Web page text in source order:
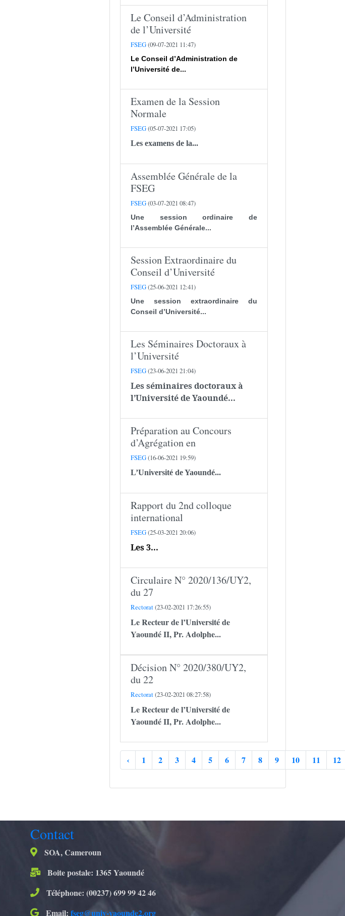
Le Conseil d’Administration
de l’Université
FSEG(09-07-2021 11:47)
Le Conseil d’Administration de
l’Université de...
Examen de la Session
Normale
FSEG(05-07-2021 17:05)
Les examens de la...
Assemblée Générale de la
FSEG
FSEG(03-07-2021 08:47)
Une session ordinaire de
l’Assemblée Générale...
Session Extraordinaire du
Conseil d’Université
FSEG(25-06-2021 12:41)
Une session extraordinaire du
Conseil d’Université...
Les Séminaires Doctoraux à
l’Université
FSEG(23-06-2021 21:04)
Les séminaires doctoraux à
l’Université de Yaoundé...
Préparation au Concours
d’Agrégation en
FSEG(16-06-2021 19:59)
L’Université de Yaoundé...
Rapport du 2nd colloque
international
FSEG(25-03-2021 20:06)
Les 3...
Circulaire N° 2020/136/UY2,
du 27
Rectorat(23-02-2021 17:26:55)
Le Recteur de l’Université de
Yaoundé II,Pr. Adolphe...
Décision N° 2020/380/UY2,
du 22
Rectorat(23-02-2021 08:27:58)
Le Recteur de l’Université de
Yaoundé II,Pr. Adolphe...
‹ 1 2 3 4 5 6 7 8 9 10 11 12
Contact
SOA, Cameroun
Boite postale: 1365 Yaoundé
Téléphone: (00237) 699 99 42 46
Email: fseg@univ-yaounde2.org